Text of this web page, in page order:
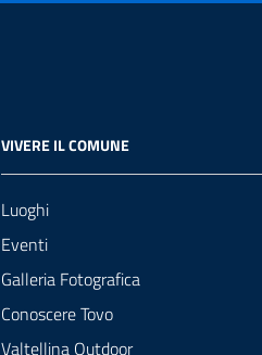
VIVERE IL COMUNE
Luoghi
Eventi
Galleria Fotografica
Conoscere Tovo
Valtellina Outdoor